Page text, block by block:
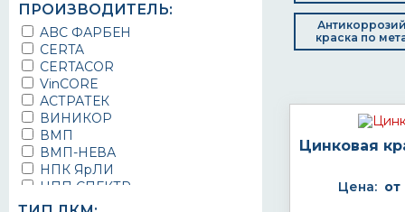
ПРОИЗВОДИТЕЛЬ:
ABC ФАРБЕН
CERTA
CERTACOR
VinCORE
АСТРАТЕК
ВИНИКОР
ВМП
ВМП-НЕВА
НПК ЯрЛИ
НПП СПЕКТР
НПФ ЭМАЛЬ
краска по
Цинковая
Цена: от